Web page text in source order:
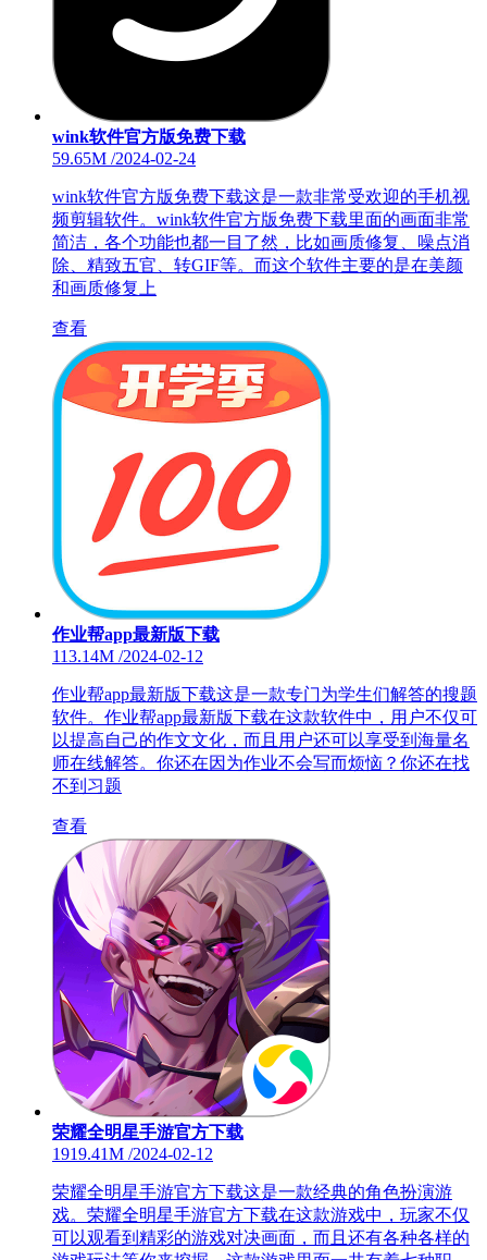
wink软件官方版免费下载
59.65M /2024-02-24
wink软件官方版免费下载这是一款非常受欢迎的手机视
频剪辑软件。wink软件官方版免费下载里面的画面非常
简洁，各个功能也都一目了然，比如画质修复、噪点消
除、精致五官、转GIF等。而这个软件主要的是在美颜
和画质修复上
查看
作业帮app最新版下载
113.14M /2024-02-12
作业帮app最新版下载这是一款专门为学生们解答的搜题
软件。作业帮app最新版下载在这款软件中，用户不仅可
以提高自己的作文文化，而且用户还可以享受到海量名
师在线解答。你还在因为作业不会写而烦恼？你还在找
不到习题
查看
荣耀全明星手游官方下载
1919.41M /2024-02-12
荣耀全明星手游官方下载这是一款经典的角色扮演游
戏。荣耀全明星手游官方下载在这款游戏中，玩家不仅
可以观看到精彩的游戏对决画面，而且还有各种各样的